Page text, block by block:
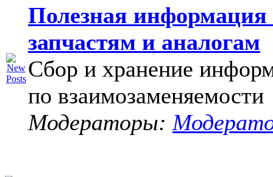
Полезная информация
запчастям и аналогам
Сбор и хранение
по взаимозаменяемости
Модераторы: